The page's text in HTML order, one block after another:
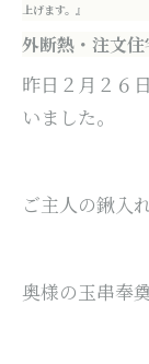
上げます。』
外断熱・注文
昨日２月２６
いました。
ご主人の鍬入
奥様の玉串奉